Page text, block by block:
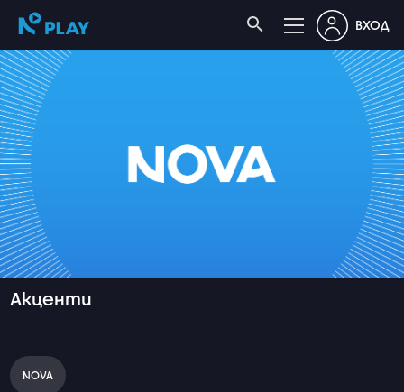
ВХОД
Акценти
NOVA